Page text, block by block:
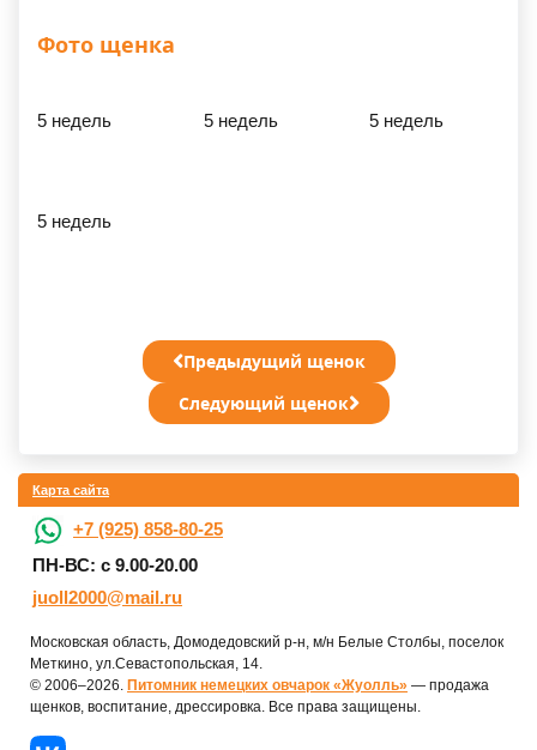
Фото щенка
5 недель 5 недель 5 недель
5 недель
Предыдущий щенок
Следующий щенок
Карта сайта
+7 (925) 858-80-25
ПН-ВС: с 9.00-20.00
juoll2000@mail.ru
Московская область, Домодедовский р-н, м/н Белые Столбы, поселок
Меткино, ул.Севастопольская, 14.
© 2006–2026. Питомник немецких овчарок «Жуолль» — продажа
щенков, воспитание, дрессировка. Все права защищены.